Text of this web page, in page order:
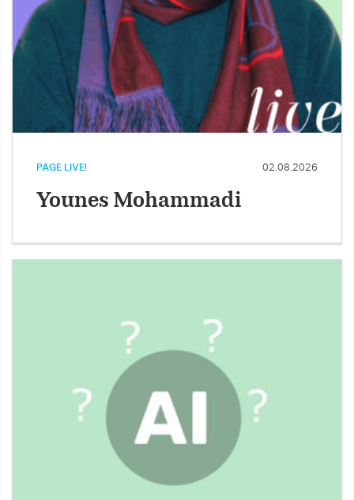
PAGE LIVE! 02.08.2026
Younes Mohammadi